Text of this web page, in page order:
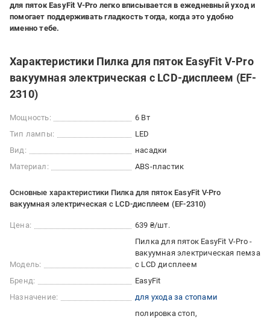
для пяток EasyFit V-Pro легко вписывается в ежедневный уход и
помогает поддерживать гладкость тогда, когда это удобно
именно тебе.
Характеристики Пилка для пяток EasyFit V-Pro
вакуумная электрическая с LCD-дисплеем (EF-
2310)
Мощность:
6 Вт
Тип лампы:
LED
Вид:
насадки
Материал:
ABS-пластик
Основные характеристики Пилка для пяток EasyFit V-Pro
вакуумная электрическая с LCD-дисплеем (EF-2310)
Цена: 639 ₴/шт.
Модель:
Пилка для пяток EasyFit V-Pro -
вакуумная электрическая пемза
с LCD дисплеем
Бренд:
EasyFit
Назначение:
для ухода за стопами
полировка стоп